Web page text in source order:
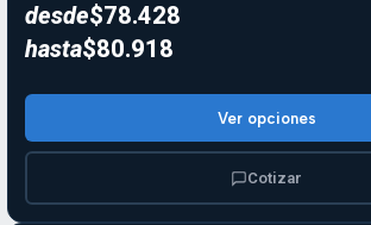
desde$78.428
hasta$80.918
Ver opciones
Cotizar